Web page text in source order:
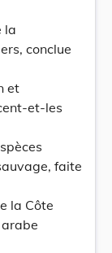
la
conclue
et
et-les
faite
la Côte
arabe